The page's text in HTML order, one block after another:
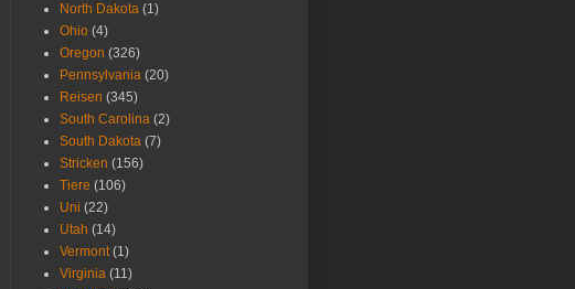
North Dakota (1)
Ohio (4)
Oregon (326)
Pennsylvania (20)
Reisen (345)
South Carolina (2)
South Dakota (7)
Stricken (156)
Tiere (106)
Uni (22)
Utah (14)
Vermont (1)
Virginia (11)